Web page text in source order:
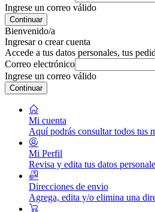
Ingrese un correo válido
Continuar
Bienvenido/a
Ingresar o crear cuenta
Accede a tus datos personales, tus
Correo electrónico
Ingrese un correo válido
Continuar
Mi cuenta
Aquí podrás consultar todos tus
Mi Perfil
Revisa y edita tus datos
Direcciones de envio
Agrega, edita y/o elimina una